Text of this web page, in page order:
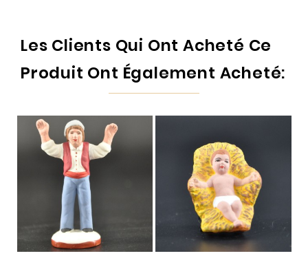
Les Clients Qui Ont Acheté Ce
Produit Ont Également Acheté: